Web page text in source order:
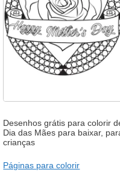
Desenhos grátis para colorir
Dia das Mães para baixar,
crianças
Páginas para colorir